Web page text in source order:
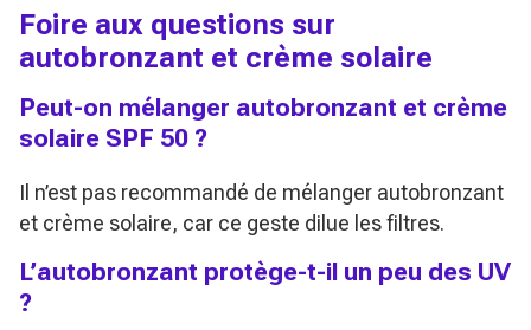
Foire aux questions sur
autobronzant et crème solaire
Peut-on mélanger autobronzant et crème
solaire SPF 50 ?
Il n’est pas recommandé de mélanger autobronzant
et crème solaire, car ce geste dilue les filtres.
L’autobronzant protège-t-il un peu des UV
?